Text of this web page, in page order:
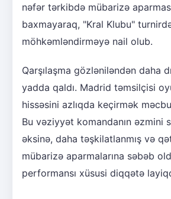
nəfər tərkibdə mübarizə
baxmayaraq, "Kral Klubu"
möhkəmləndirməyə nail olub.
Qarşılaşma gözləniləndən daha
yadda qaldı. Madrid təmsilçisi
hissəsini azlıqda keçirmək
Bu vəziyyət komandanın əzmini
əksinə, daha təşkilatlanmış və
mübarizə aparmalarına səbəb
performansı xüsusi diqqətə